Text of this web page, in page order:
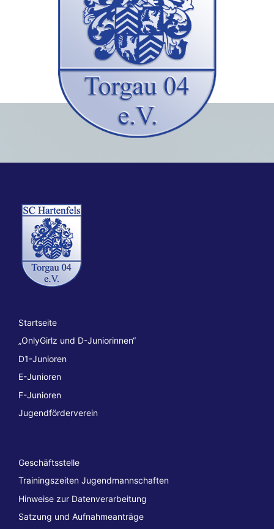
Startseite
„OnlyGirlz und D-Juniorinnen“
D1-Junioren
E-Junioren
F-Junioren
Jugendförderverein
Geschäftsstelle
Trainingszeiten Jugendmannschaften
Hinweise zur Datenverarbeitung
Satzung und Aufnahmeanträge